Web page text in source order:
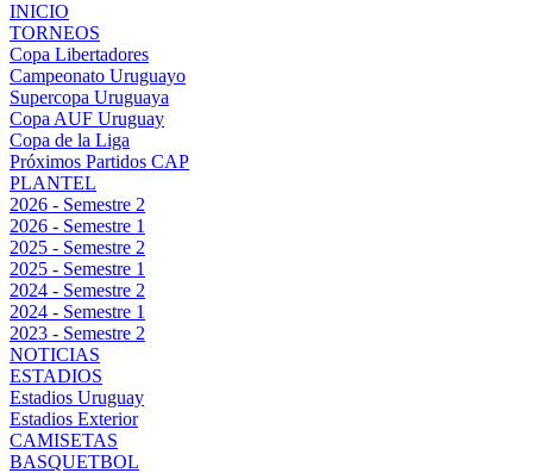
INICIO
TORNEOS
Copa Libertadores
Campeonato Uruguayo
Supercopa Uruguaya
Copa AUF Uruguay
Copa de la Liga
Próximos Partidos CAP
PLANTEL
2026 - Semestre 2
2026 - Semestre 1
2025 - Semestre 2
2025 - Semestre 1
2024 - Semestre 2
2024 - Semestre 1
2023 - Semestre 2
NOTICIAS
ESTADIOS
Estadios Uruguay
Estadios Exterior
CAMISETAS
BASQUETBOL